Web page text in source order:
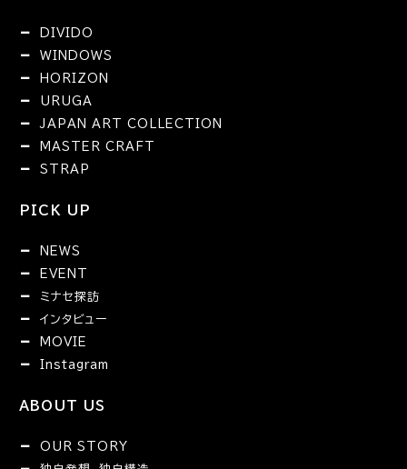
DIVIDO
WINDOWS
HORIZON
URUGA
JAPAN ART COLLECTION
MASTER CRAFT
STRAP
PICK UP
NEWS
EVENT
ミナセ探訪
インタビュー
MOVIE
Instagram
ABOUT US
OUR STORY